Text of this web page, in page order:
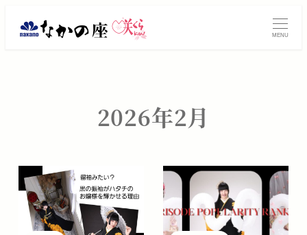
振
ル・
ご
購
MENU
2026年2月